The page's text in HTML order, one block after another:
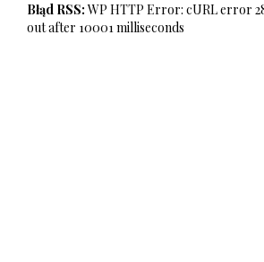
Błąd RSS:WP HTTP Error: cURL error
out after 10001 milliseconds